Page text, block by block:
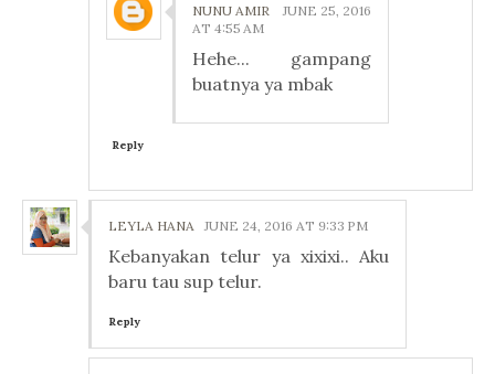
NUNU AMIR
JUNE 25, 2016
AT 4:55 AM
Hehe... gampang
buatnya ya mbak
Reply
LEYLA HANA JUNE 24, 2016 AT 9:33 PM
Kebanyakan telur ya xixixi.. Aku
baru tau sup telur.
Reply